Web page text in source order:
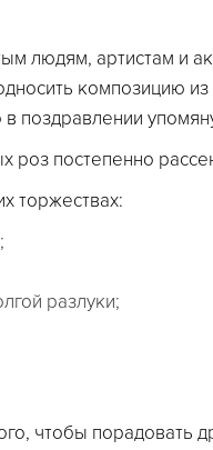
людям, артистам и
композицию
постепенно
торжествах:
разлуки;
чтобы порадовать